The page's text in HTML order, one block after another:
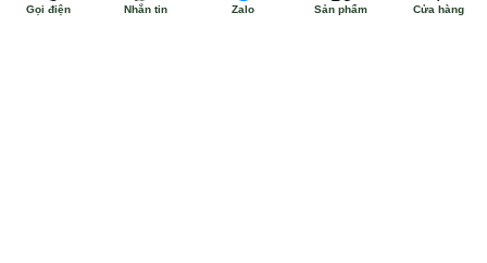
Gọi điện Nhắn tin Zalo Sản phẩm Cửa hàng